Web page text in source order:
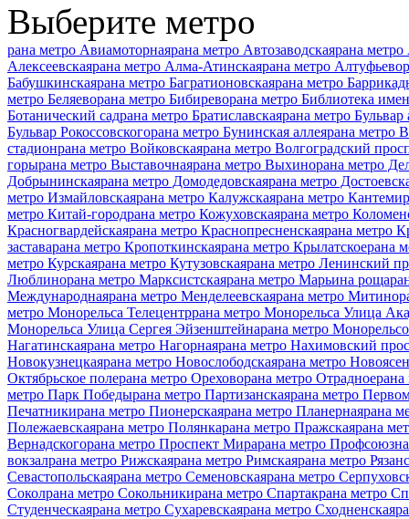
Выберите метро
рана метро Авиамоторнаярана метро Автозаводскаярана метро
Алексеевскаярана метро Алма-Атинскаярана метро Алтуфьево
Бабушкинскаярана метро Багратионовскаярана метро
метро Беляеворана метро Бибиреворана метро Библиотека
Ботанический садрана метро Братиславскаярана метро
Бульвар Рокоссовскогорана метро Бунинская аллеярана метро
стадионрана метро Войковскаярана метро Волгоградский
горырана метро Выставочнаярана метро Выхинорана метро
Добрынинскаярана метро Домодедовскаярана метро
метро Измайловскаярана метро Калужскаярана метро
метро Китай-городрана метро Кожуховскаярана метро
Красногвардейскаярана метро Краснопресненскаярана метро
заставарана метро Кропоткинскаярана метро Крылатскоерана
метро Курскаярана метро Кутузовскаярана метро Ленинский
Люблинорана метро Марксистскаярана метро Марьина роща
Международнаярана метро Менделеевскаярана метро Митино
метро Монорельса Телецентррана метро Монорельса Улица
Монорельса Улица Сергея Эйзенштейнарана метро
Нагатинскаярана метро Нагорнаярана метро Нахимовский
Новокузнецкаярана метро Новослободскаярана метро
Октябрьское полерана метро Ореховорана метро Отрадное
метро Парк Победырана метро Партизанскаярана метро
Печатникирана метро Пионерскаярана метро Планернаярана
Полежаевскаярана метро Полянкарана метро Пражскаярана
Вернадскогорана метро Проспект Мирарана метро
вокзалрана метро Рижскаярана метро Римскаярана метро
Севастопольскаярана метро Семеновскаярана метро
Соколрана метро Сокольникирана метро Спартакрана метро
Студенческаярана метро Сухаревскаярана метро Сходненская